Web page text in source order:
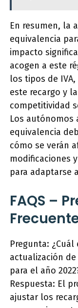
En resumen, la
equivalencia
impacto
acogen a este
los tipos de
este recargo y
competitividad
Los autónomos
equivalencia
cómo se verán
modificaciones
para adaptarse
FAQS –
Pregunta:
actualización
para el año
Respuesta: El
ajustar los